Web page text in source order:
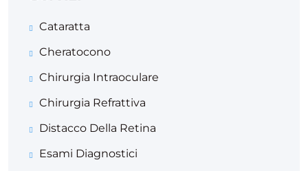
Cataratta
Cheratocono
Chirurgia Intraoculare
Chirurgia Refrattiva
Distacco Della Retina
Esami Diagnostici